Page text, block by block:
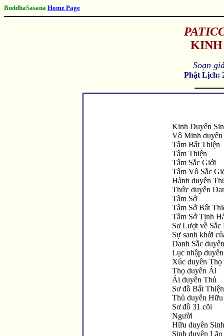
BuddhaSasana Home Page
KINH
Soạn
Phật Lịch:
Kinh Duyên
Vô Minh duyên
Tâm Bất Thiện
Tâm Thiện
Tâm Sắc Giới
Tâm Vô Sắc
Hành duyên
Thức duyên
Tâm Sở
Tâm Sở Bất
Tâm Sở Tịnh
Sơ Lượt về Sắc
Sự sanh khởi
Danh Sắc
Lục nhập
Xúc duyên Thọ
Thọ duyên Ái
Ái duyên Thủ
Sơđồ Bất
Thủ duyên Hữu
Sơđồ 31 cõi
Người
Hữu duyên Sinh
Sinh duyên